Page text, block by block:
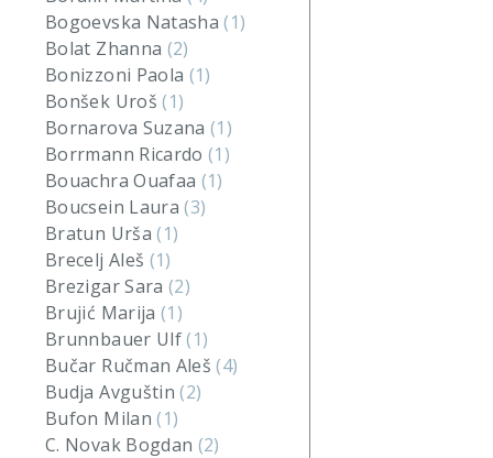
Bogoevska Natasha(1)
Bolat Zhanna (2)
Bonizzoni Paola (1)
Bonšek Uroš(1)
Bornarova Suzana(1)
Borrmann Ricardo(1)
Bouachra Ouafaa (1)
Boucsein Laura(3)
Bratun Urša(1)
Brecelj Aleš (1)
Brezigar Sara(2)
Brujić Marija(1)
Brunnbauer Ulf(1)
Bučar Ručman Aleš(4)
Budja Avguštin(2)
Bufon Milan(1)
C. Novak Bogdan (2)